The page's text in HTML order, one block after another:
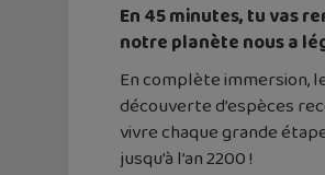
En 45 minutes, tu vas
notre planète nous a
En complète immersion,
découverte d’espèces
vivre chaque grande
jusqu’à l’an 2200 !